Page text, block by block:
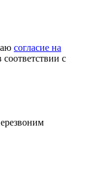
согласие на
соответствии с